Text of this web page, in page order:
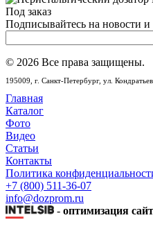
Под заказ
Подписывайтесь на новости и
© 2026 Все права защищены.
195009, г. Санкт-Петербург, ул.
Главная
Каталог
Фото
Видео
Статьи
Контакты
Политика
+7 (800) 511-36-07
info@dozprom.ru
- оптимизация